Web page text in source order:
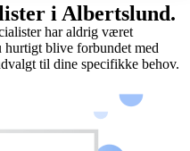
i Albertslund.
har aldrig været
blive forbundet med
til dine specifikke behov.